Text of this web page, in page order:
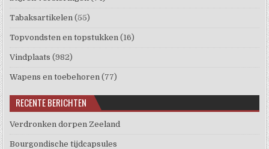
Tabaksartikelen (55)
Topvondsten en topstukken (16)
Vindplaats (982)
Wapens en toebehoren (77)
RECENTE BERICHTEN
Verdronken dorpen Zeeland
Bourgondische tijdcapsules